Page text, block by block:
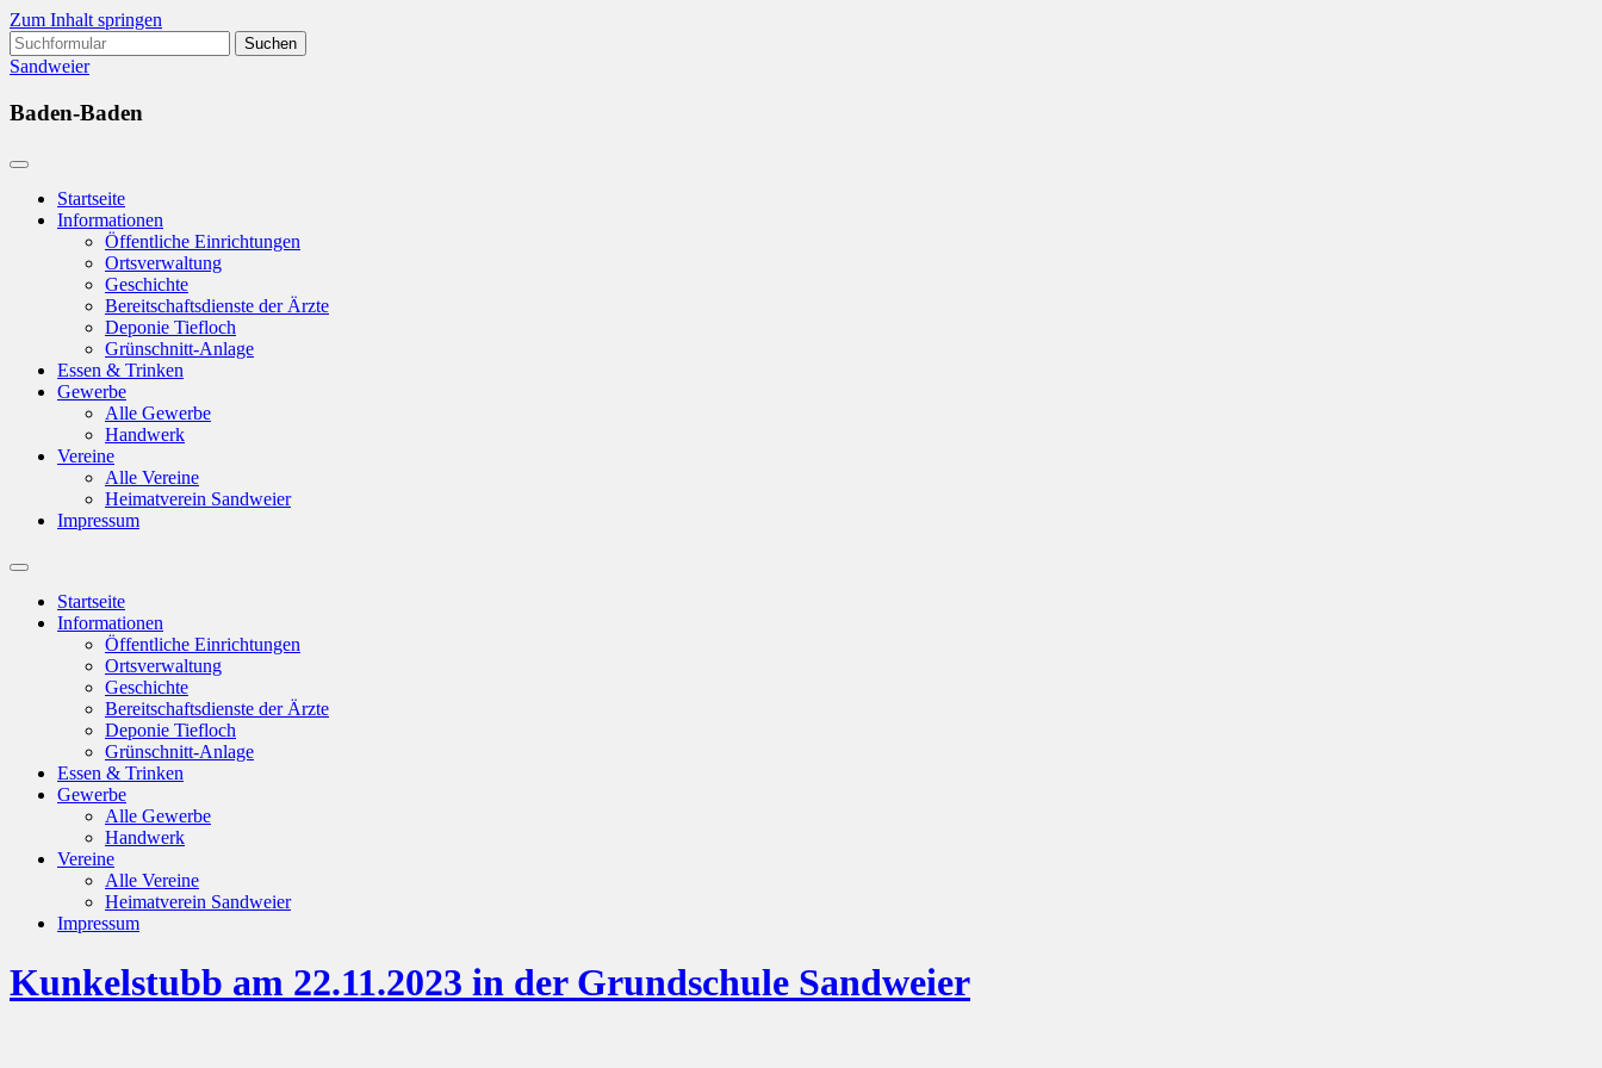
Zum Inhalt springen
Suchen
nach:
Sandweier
Baden-Baden
Startseite
Informationen
Öffentliche Einrichtungen
Ortsverwaltung
Geschichte
Bereitschaftsdienste der Ärzte
Deponie Tiefloch
Grünschnitt-Anlage
Essen & Trinken
Gewerbe
Alle Gewerbe
Handwerk
Vereine
Alle Vereine
Heimatverein Sandweier
Impressum
Suchfeld
ein-/ausblenden
Startseite
Informationen
Öffentliche Einrichtungen
Ortsverwaltung
Geschichte
Bereitschaftsdienste der Ärzte
Deponie Tiefloch
Grünschnitt-Anlage
Essen & Trinken
Gewerbe
Alle Gewerbe
Handwerk
Vereine
Alle Vereine
Heimatverein Sandweier
Impressum
Kunkelstubb am 22.11.2023 in der Grundschule Sandweier